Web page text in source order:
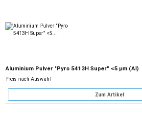
Aluminium Pulver "Pyro 5413H Super" <5 µm (Al)
Preis nach Auswahl
Zum Artikel